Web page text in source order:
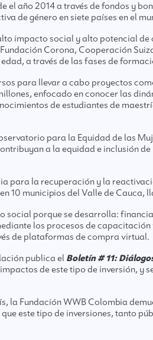
año 2014 a través de fondos y
de género en siete países en el
impacto social y alto potencial
Corona, Cooperación
a través de las fases de
para llevar a cabo proyectos
enfocado en conocer las
de estudiantes de
para la Equidad de las
a la equidad e inclusión
para la recuperación y la
10 municipios del Valle de Cauca,
social porque se desarrolla:
los procesos de
de plataformas de compra virtual.
publica el Boletín # 11:
de este tipo de inversión, y
Fundación WWB Colombia
este tipo de inversiones, tanto